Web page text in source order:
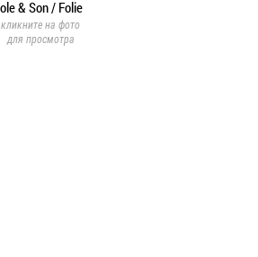
кликните на фото
для просмотра